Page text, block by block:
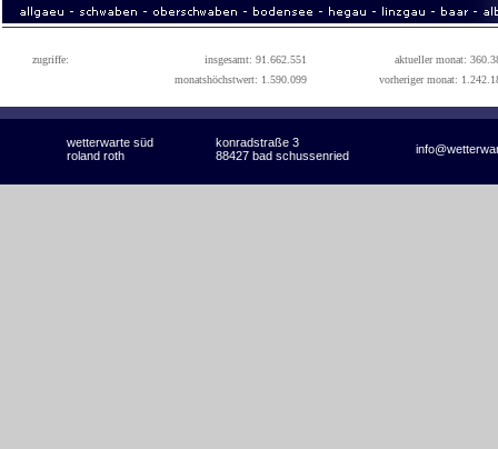
zugriffe: insgesamt: 91.662.551
aktueller monat:
monatshöchstwert: 1.590.099
vorheriger monat:
wetterwarte süd konradstraße 3
roland roth 88427 bad schussenried